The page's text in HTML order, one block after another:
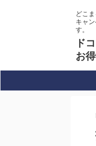
どこ
キャ
す。
ド
お